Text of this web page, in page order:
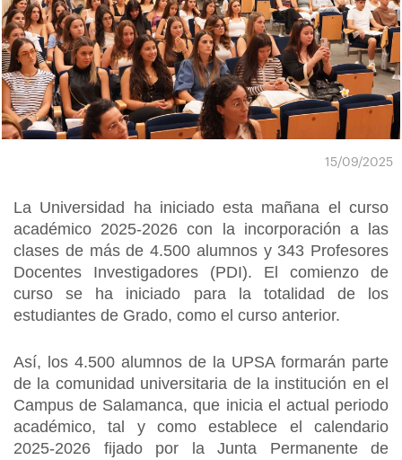
15/09/2025
La Universidad ha iniciado esta mañana el curso
académico 2025-2026 con la incorporación a las
clases de más de 4.500 alumnos y 343 Profesores
Docentes Investigadores (PDI). El comienzo de
curso se ha iniciado para la totalidad de los
estudiantes de Grado, como el curso anterior.
Así, los 4.500 alumnos de la UPSA formarán parte
de la comunidad universitaria de la institución en el
Campus de Salamanca, que inicia el actual periodo
académico, tal y como establece el calendario
2025-2026 fijado por la Junta Permanente de